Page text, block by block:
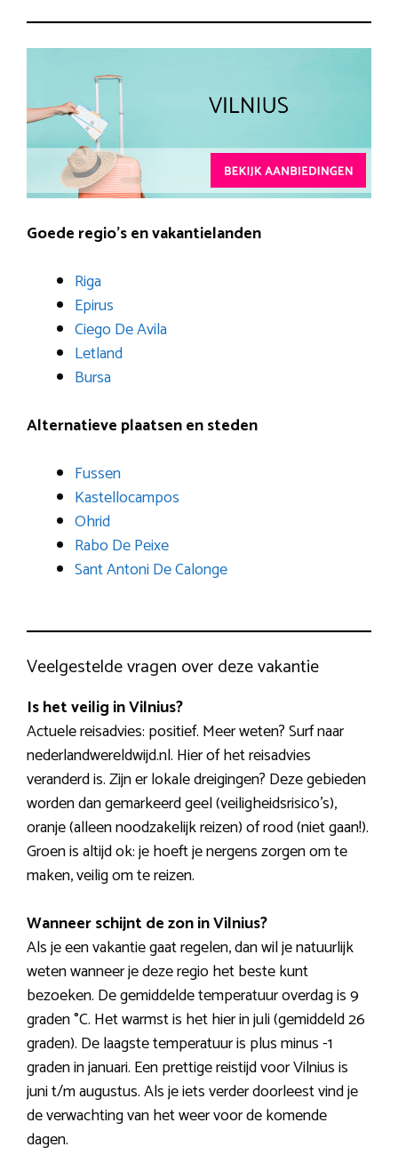
Goede regio’s en vakantielanden
Riga
Epirus
Ciego De Avila
Letland
Bursa
Alternatieve plaatsen en steden
Fussen
Kastellocampos
Ohrid
Rabo De Peixe
Sant Antoni De Calonge
Veelgestelde vragen over deze vakantie
Is het veilig in Vilnius?
Actuele reisadvies: positief. Meer weten? Surf naar
nederlandwereldwijd.nl. Hier of het reisadvies
veranderd is. Zijn er lokale dreigingen? Deze gebieden
worden dan gemarkeerd geel (veiligheidsrisico’s),
oranje (alleen noodzakelijk reizen) of rood (niet gaan!).
Groen is altijd ok: je hoeft je nergens zorgen om te
maken, veilig om te reizen.
Wanneer schijnt de zon in Vilnius?
Als je een vakantie gaat regelen, dan wil je natuurlijk
weten wanneer je deze regio het beste kunt
bezoeken. De gemiddelde temperatuur overdag is 9
graden °C. Het warmst is het hier in juli (gemiddeld 26
graden). De laagste temperatuur is plus minus -1
graden in januari. Een prettige reistijd voor Vilnius is
juni t/m augustus. Als je iets verder doorleest vind je
de verwachting van het weer voor de komende
dagen.